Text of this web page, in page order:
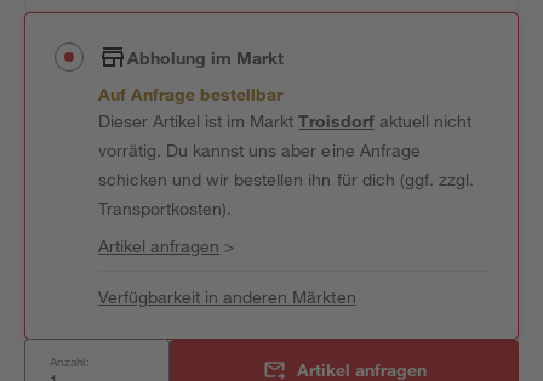
Abholung im Markt
Auf Anfrage bestellbar
Dieser Artikel ist im MarktTroisdorfaktuell nicht
vorrätig. Du kannst uns aber eine Anfrage
schicken und wir bestellen ihn für dich (ggf. zzgl.
Transportkosten).
Artikel anfragen >
Verfügbarkeit in anderen Märkten
Anzahl: Artikel anfragen